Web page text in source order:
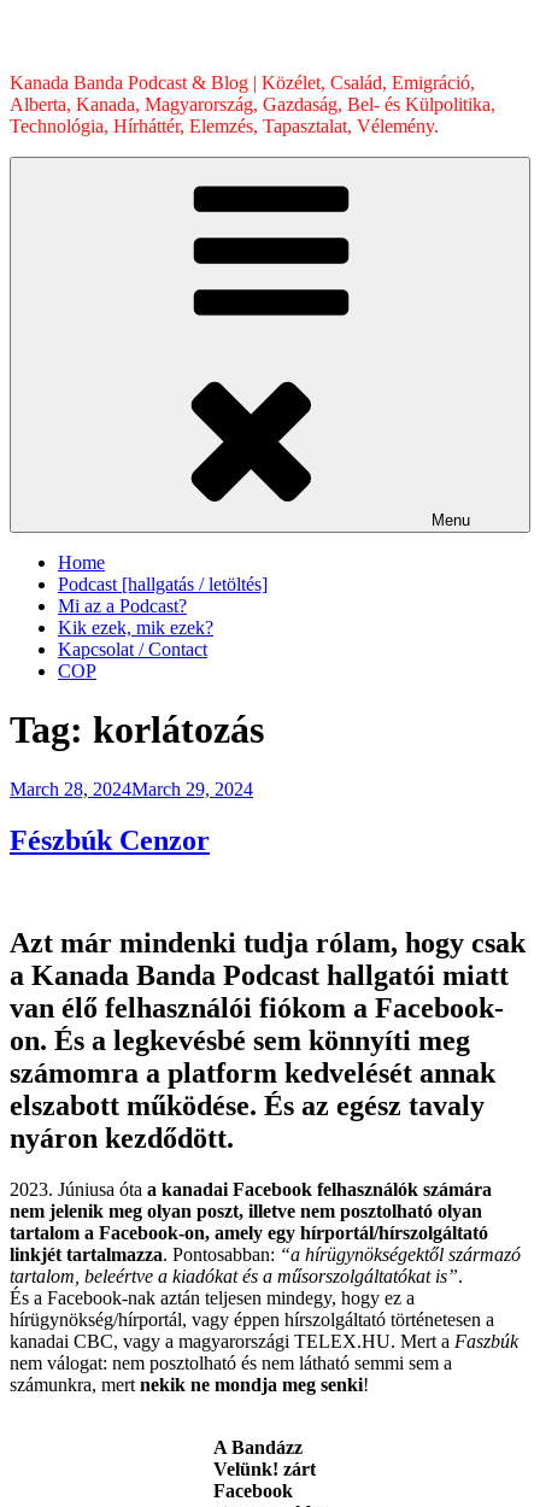
Kanada Banda Podcast & Blog | Közélet, Család, Emigráció,
Alberta, Kanada, Magyarország, Gazdaság, Bel- és Külpolitika,
Technológia, Hírháttér, Elemzés, Tapasztalat, Vélemény.
Menu
Home
Podcast [hallgatás / letöltés]
Mi az a Podcast?
Kik ezek, mik ezek?
Kapcsolat / Contact
COP
Tag: korlátozás
Posted
March 28, 2024March 29, 2024
Fészbúk Cenzor
Azt már mindenki tudja rólam, hogy csak
a Kanada Banda Podcast hallgatói miatt
van élő felhasználói fiókom a Facebook-
on. És a legkevésbé sem könnyíti meg
számomra a platform kedvelését annak
elszabott működése. És az egész tavaly
nyáron kezdődött.
2023. Júniusa óta a kanadai Facebook felhasználók számára
nem jelenik meg olyan poszt, illetve nem posztolható olyan
tartalom a Facebook-on, amely egy hírportál/hírszolgáltató
linkjét tartalmazza. Pontosabban: “a hírügynökségektől származó
tartalom, beleértve a kiadókat és a műsorszolgáltatókat is”.
És a Facebook-nak aztán teljesen mindegy, hogy ez a
hírügynökség/hírportál, vagy éppen hírszolgáltató történetesen a
kanadai CBC, vagy a magyarországi TELEX.HU. Mert a Faszbúk
nem válogat: nem posztolható és nem látható semmi sem a
számunkra, mert nekik ne mondja meg senki!
A Bandázz
Velünk! zárt
Facebook